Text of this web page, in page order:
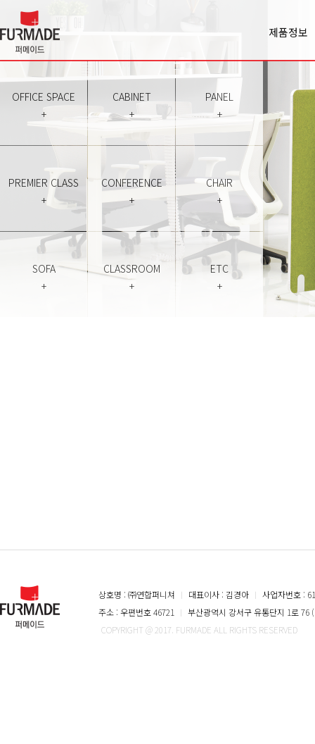
제품정보
Office
Panel
Chair
Sofa
Etc
OFFICE SPACE
+
CABINET
+
PANEL
+
PREMIER CLASS
+
CONFERENCE
+
CHAIR
+
SOFA
+
CLASSROOM
+
ETC
+
상호명 : ㈜연합퍼니쳐 ㅣ 대표이사 : 김경아 ㅣ 사업자번호 :
주소 : 우편번호 46721
ㅣ 부산광역시 강서구 유통단지 1로 76
COPYRIGHT @ 2017. FURMADE ALL RIGHTS RESERVED